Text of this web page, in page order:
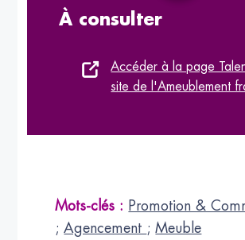
À consulter
Accéder à la page
site de l'Ameublement
Mots-clés : Promotion &
;Agencement ;Meuble